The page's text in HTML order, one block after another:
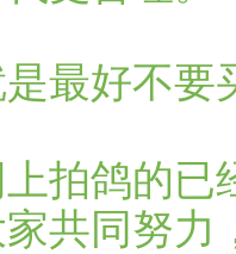
好不要
鸽的已
共同努力